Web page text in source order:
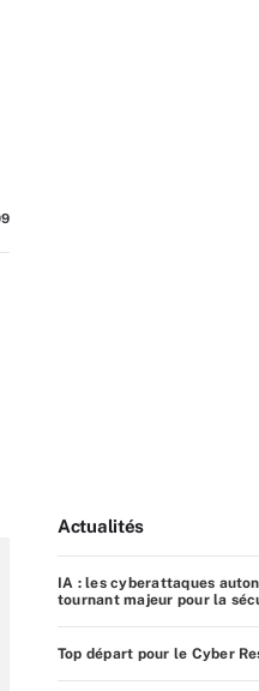
Actualités
IA : les cyberattaques
tournant majeur pour la
Top départ pour le Cyber